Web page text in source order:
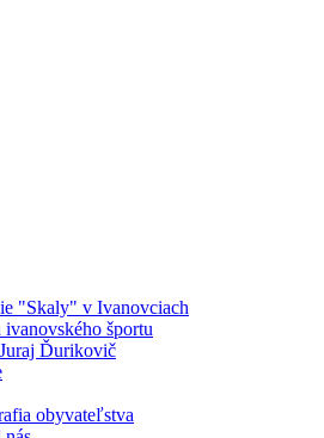
"Skaly" v Ivanovciach
športu
Ďurikovič
obyvateľstva